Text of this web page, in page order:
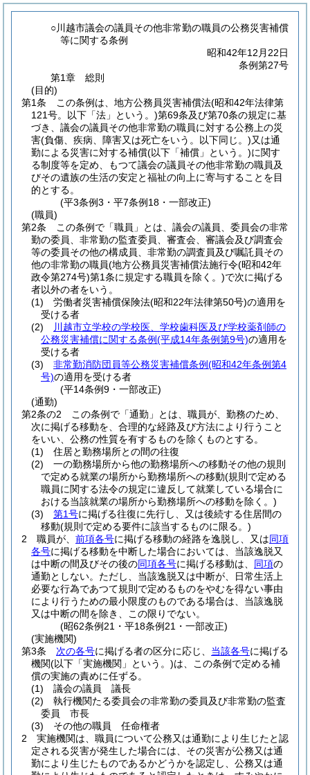
○川越市議会の議員その他非常勤の職員の公務災害補償
等に関する条例
昭和42年12月22日
条例第27号
第1章
総則
(目的)
第1条
この条例は、地方公務員災害補償法(昭和42年法律第
121号。以下「法」という。)第69条及び第70条の規定に基
づき、議会の議員その他非常勤の職員に対する公務上の災
害(負傷、疾病、障害又は死亡をいう。以下同じ。)又は通
勤による災害に対する補償(以下「補償」という。)に関す
る制度等を定め、もつて議会の議員その他非常勤の職員及
びその遺族の生活の安定と福祉の向上に寄与することを目
的とする。
(平3条例3・平7条例18・一部改正)
(職員)
第2条
この条例で「職員」とは、議会の議員、委員会の非常
勤の委員、非常勤の監査委員、審査会、審議会及び調査会
等の委員その他の構成員、非常勤の調査員及び嘱託員その
他の非常勤の職員(地方公務員災害補償法施行令(昭和42年
政令第274号)第1条に規定する職員を除く。)で次に掲げる
者以外の者をいう。
(1)
労働者災害補償保険法(昭和22年法律第50号)の適用を
受ける者
(2)
川越市立学校の学校医、学校歯科医及び学校薬剤師の
公務災害補償に関する条例(平成14年条例第9号)の適用を
受ける者
(3)
非常勤消防団員等公務災害補償条例(昭和42年条例第4
号)の適用を受ける者
(平14条例9・一部改正)
(通勤)
第2条の2
この条例で「通勤」とは、職員が、勤務のため、
次に掲げる移動を、合理的な経路及び方法により行うこと
をいい、公務の性質を有するものを除くものとする。
(1)
住居と勤務場所との間の往復
(2)
一の勤務場所から他の勤務場所への移動その他の規則
で定める就業の場所から勤務場所への移動(規則で定める
職員に関する法令の規定に違反して就業している場合に
おける当該就業の場所から勤務場所への移動を除く。)
(3)
第1号に掲げる往復に先行し、又は後続する住居間の
移動(規則で定める要件に該当するものに限る。)
2
職員が、 前項各号に掲げる移動の経路を逸脱し、又は同項
各号に掲げる移動を中断した場合においては、当該逸脱又
は中断の間及びその後の同項各号に掲げる移動は、 同項の
通勤としない。 ただし、当該逸脱又は中断が、日常生活上
必要な行為であつて規則で定めるものをやむを得ない事由
により行うための最小限度のものである場合は、当該逸脱
又は中断の間を除き、この限りでない。
(昭62条例21・平18条例21・一部改正)
(実施機関)
第3条
次の各号に掲げる者の区分に応じ、 当該各号に掲げる
機関(以下「実施機関」という。)は、この条例で定める補
償の実施の責めに任ずる。
(1)
議会の議員 議長
(2)
執行機関たる委員会の非常勤の委員及び非常勤の監査
委員 市長
(3)
その他の職員 任命権者
2
実施機関は、職員について公務又は通勤により生じたと認
定される災害が発生した場合には、その災害が公務又は通
勤により生じたものであるかどうかを認定し、公務又は通